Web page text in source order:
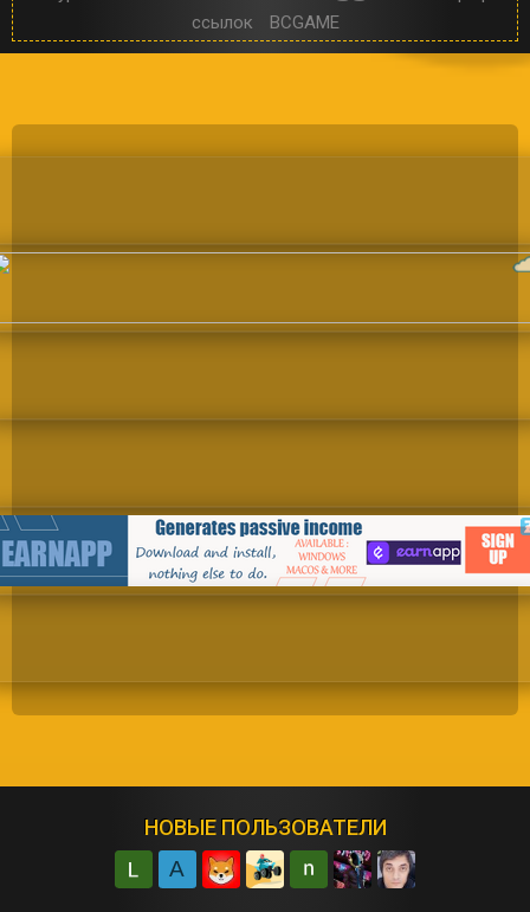
ссылок
BCGAME
НОВЫЕ ПОЛЬЗОВАТЕЛИ
A